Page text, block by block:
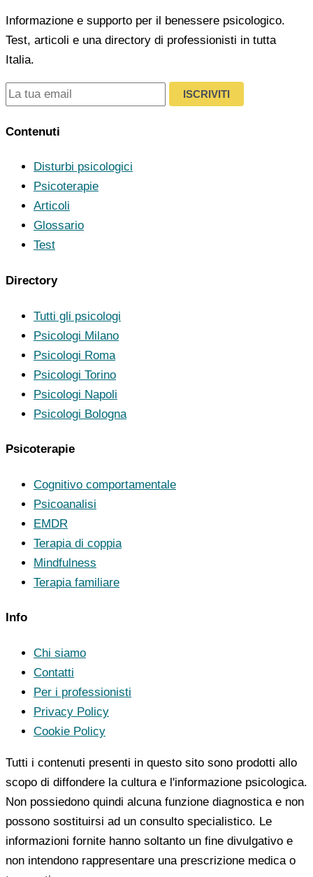
Informazione e supporto per il benessere psicologico.
Test, articoli e una directory di professionisti in tutta
Italia.
ISCRIVITI
Contenuti
Disturbi psicologici
Psicoterapie
Articoli
Glossario
Test
Directory
Tutti gli psicologi
Psicologi Milano
Psicologi Roma
Psicologi Torino
Psicologi Napoli
Psicologi Bologna
Psicoterapie
Cognitivo comportamentale
Psicoanalisi
EMDR
Terapia di coppia
Mindfulness
Terapia familiare
Info
Chi siamo
Contatti
Per i professionisti
Privacy Policy
Cookie Policy
Tutti i contenuti presenti in questo sito sono prodotti allo
scopo di diffondere la cultura e l'informazione psicologica.
Non possiedono quindi alcuna funzione diagnostica e non
possono sostituirsi ad un consulto specialistico. Le
informazioni fornite hanno soltanto un fine divulgativo e
non intendono rappresentare una prescrizione medica o